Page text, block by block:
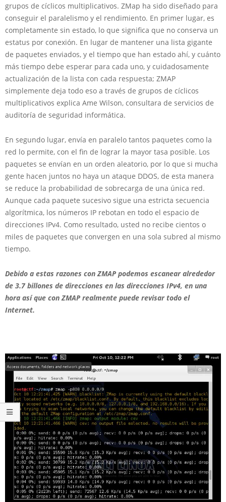
grupos de cíclicos multiplicativos. ZMap ha sido diseñado para
conseguir el paralelismo y el rendimiento. En primer lugar, es
completamente sin estado, lo que significa que no conserva un
estatus por conexión. En lugar de mantener una lista gigante
de paquetes enviados, y el tiempo que han estado ahí, y cuánto
más tiempo debe esperar para cada uno, y cuidadosamente
actualización de la lista con cada respuesta; ZMAP
simplemente deja todo eso a través de grupos de cíclicos
multiplicativos explica Ame Wilson, consultara de servicios de
auditoría de seguridad informática.
En segundo lugar, envía en paralelo tantos paquetes como la
red lo permite, con el fin de lograr la mayor tasa posible. Los
paquetes se envían en un orden aleatorio, por lo que si mucha
gente hacen juntos no haya un ataque DDOS, de esta manera
se reduce la probabilidad de sobrecarga de una única red.
Aunque cada paquete sucesivo sigue una estricta secuencia
algorítmica, los números IP rebotan en todo el espacio de
direcciones IPv4. Como resultado, usted no recibe cientos o
miles de paquetes que convergen en una sola subred al mismo
tiempo.
Debido a estas razones con ZMAP podemos escanear alrededor
de 3.7 billones de direcciones en las direcciones IPv4, en una
hora así que con ZMAP realmente puede revisar todo el
Internet.